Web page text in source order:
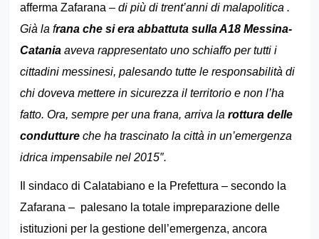
afferma Zafarana – di più di trent’anni di malapolitica .
Già la frana che si era abbattuta sulla A18 Messina-
Cataniaaveva rappresentato uno schiaffo per tutti i
cittadini messinesi, palesando tutte le responsabilità di
chi doveva mettere in sicurezza il territorio e non l’ha
fatto. Ora, sempre per una frana, arriva la rottura delle
conduttureche ha trascinato la città in un’emergenza
idrica impensabile nel 2015″.
Il sindaco di Calatabiano e la Prefettura – secondo la
Zafarana – palesano la totale impreparazione delle
istituzioni per la gestione dell’emergenza, ancora